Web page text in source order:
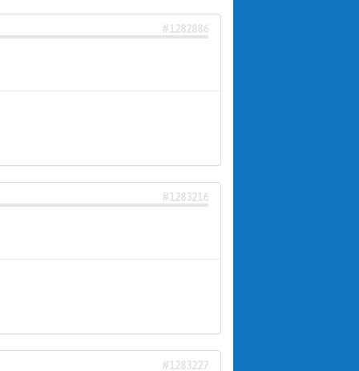
#1282886
#1283216
#1283227